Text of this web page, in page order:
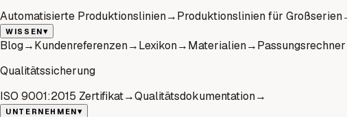
Automatisierte Produktionslinien→Produktionslinien für Großserien
WISSEN▾
Blog→Kundenreferenzen→Lexikon→Materialien→Passungsrechner
Qualitätssicherung
ISO 9001:2015 Zertifikat→Qualitätsdokumentation→
UNTERNEHMEN▾